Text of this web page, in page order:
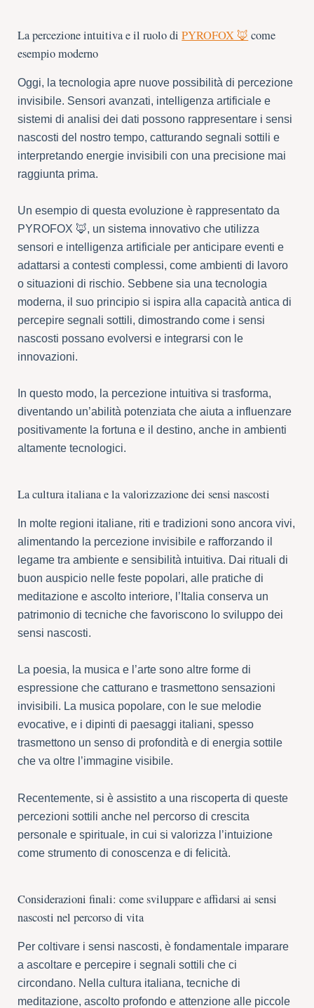
La percezione intuitiva e il ruolo diPYROFOX 🦊 come
esempio moderno
Oggi, la tecnologia apre nuove possibilità di percezione
invisibile. Sensori avanzati, intelligenza artificiale e
sistemi di analisi dei dati possono rappresentare i sensi
nascosti del nostro tempo, catturando segnali sottili e
interpretando energie invisibili con una precisione mai
raggiunta prima.
Un esempio di questa evoluzione è rappresentato da
PYROFOX 🦊, un sistema innovativo che utilizza
sensori e intelligenza artificiale per anticipare eventi e
adattarsi a contesti complessi, come ambienti di lavoro
o situazioni di rischio. Sebbene sia una tecnologia
moderna, il suo principio si ispira alla capacità antica di
percepire segnali sottili, dimostrando come i sensi
nascosti possano evolversi e integrarsi con le
innovazioni.
In questo modo, la percezione intuitiva si trasforma,
diventando un’abilità potenziata che aiuta a influenzare
positivamente la fortuna e il destino, anche in ambienti
altamente tecnologici.
La cultura italiana e la valorizzazione dei sensi nascosti
In molte regioni italiane, riti e tradizioni sono ancora vivi,
alimentando la percezione invisibile e rafforzando il
legame tra ambiente e sensibilità intuitiva. Dai rituali di
buon auspicio nelle feste popolari, alle pratiche di
meditazione e ascolto interiore, l’Italia conserva un
patrimonio di tecniche che favoriscono lo sviluppo dei
sensi nascosti.
La poesia, la musica e l’arte sono altre forme di
espressione che catturano e trasmettono sensazioni
invisibili. La musica popolare, con le sue melodie
evocative, e i dipinti di paesaggi italiani, spesso
trasmettono un senso di profondità e di energia sottile
che va oltre l’immagine visibile.
Recentemente, si è assistito a una riscoperta di queste
percezioni sottili anche nel percorso di crescita
personale e spirituale, in cui si valorizza l’intuizione
come strumento di conoscenza e di felicità.
Considerazioni finali: come sviluppare e affidarsi ai sensi
nascosti nel percorso di vita
Per coltivare i sensi nascosti, è fondamentale imparare
a ascoltare e percepire i segnali sottili che ci
circondano. Nella cultura italiana, tecniche di
meditazione, ascolto profondo e attenzione alle piccole